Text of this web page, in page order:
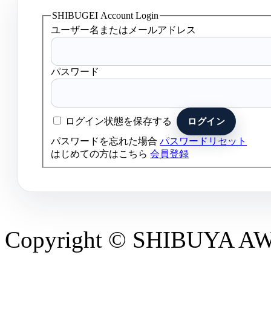
SHIBUGEI Account Login
ユーザー名またはメールアドレス
パスワード
ログイン状態を保存する
パスワードを忘れた場合パスワードリセット
はじめての方はこちら会員登録
Copyright © SHIBUYA